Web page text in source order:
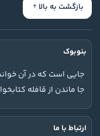
بازگشت به بالا
بنوبوک
جایی است که در آن
جا ماندن از قافله
ارتباط با ما